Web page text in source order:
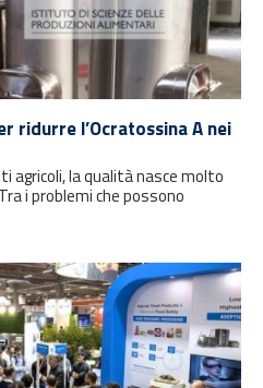
ridurre l’Ocratossina A nei
agricoli, la qualità nasce molto
i problemi che possono